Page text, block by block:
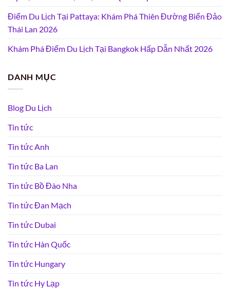
Điểm Du Lịch Tại Pattaya: Khám Phá Thiên Đường Biển Đảo
Thái Lan 2026
Khám Phá Điểm Du Lịch Tại Bangkok Hấp Dẫn Nhất 2026
DANH MỤC
Blog Du Lịch
Tin tức
Tin tức Anh
Tin tức Ba Lan
Tin tức Bồ Đào Nha
Tin tức Đan Mạch
Tin tức Dubai
Tin tức Hàn Quốc
Tin tức Hungary
Tin tức Hy Lạp